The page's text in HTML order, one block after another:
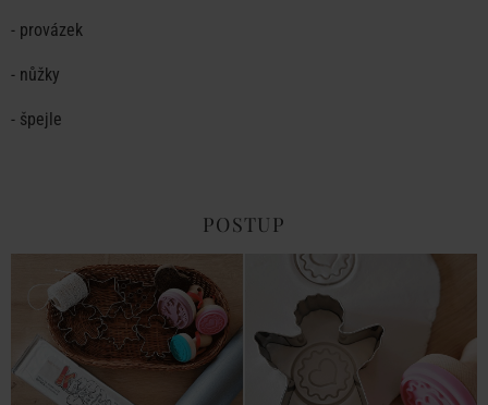
- provázek
- nůžky
- špejle
POSTUP